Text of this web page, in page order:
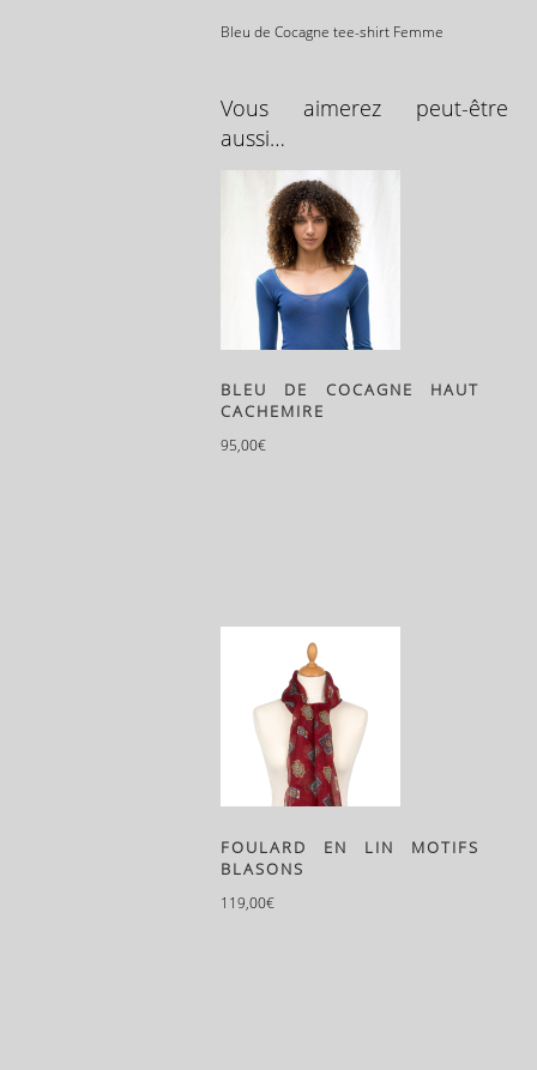
Bleu de Cocagne tee-shirt Femme
Vous aimerez peut-être
aussi…
BLEU DE COCAGNE HAUT
CACHEMIRE
95,00€
FOULARD EN LIN MOTIFS
BLASONS
119,00€